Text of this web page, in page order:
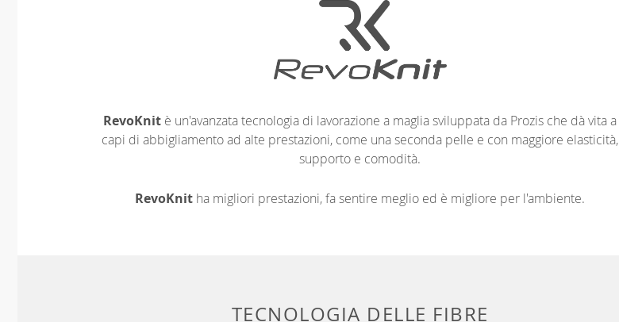
RevoKnit è un'avanzata tecnologia di lavorazione a maglia sviluppata da Prozis che dà vita a
capi di abbigliamento ad alte prestazioni, come una seconda pelle e con maggiore elasticità,
supporto e comodità.
RevoKnit ha migliori prestazioni, fa sentire meglio ed è migliore per l'ambiente.
TECNOLOGIA DELLE FIBRE